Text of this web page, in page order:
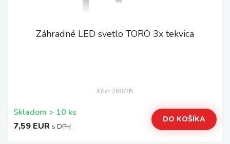
Záhradné LED svetlo TORO 3x tekvica
Kód: 268785
Skladom > 10 ks
7,59 EUR s DPH
DO KOŠÍKA